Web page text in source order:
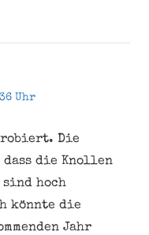
Uhr
Die
dass die Knollen
hoch
könnte die
Jahr